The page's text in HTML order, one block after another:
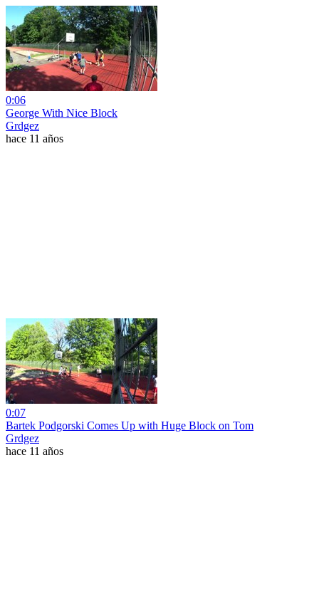
0:06
George With Nice Block
Grdgez
hace 11 años
0:07
Bartek Podgorski Comes Up with Huge Block on Tom
Grdgez
hace 11 años